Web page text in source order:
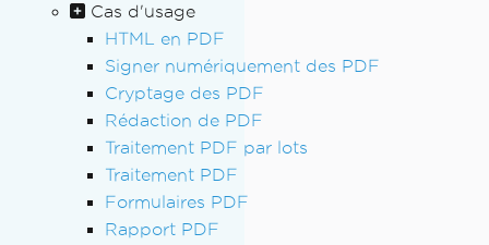
Cas d'usage
HTML en PDF
Signer numériquement des PDF
Cryptage des PDF
Rédaction de PDF
Traitement PDF par lots
Traitement PDF
Formulaires PDF
Rapport PDF